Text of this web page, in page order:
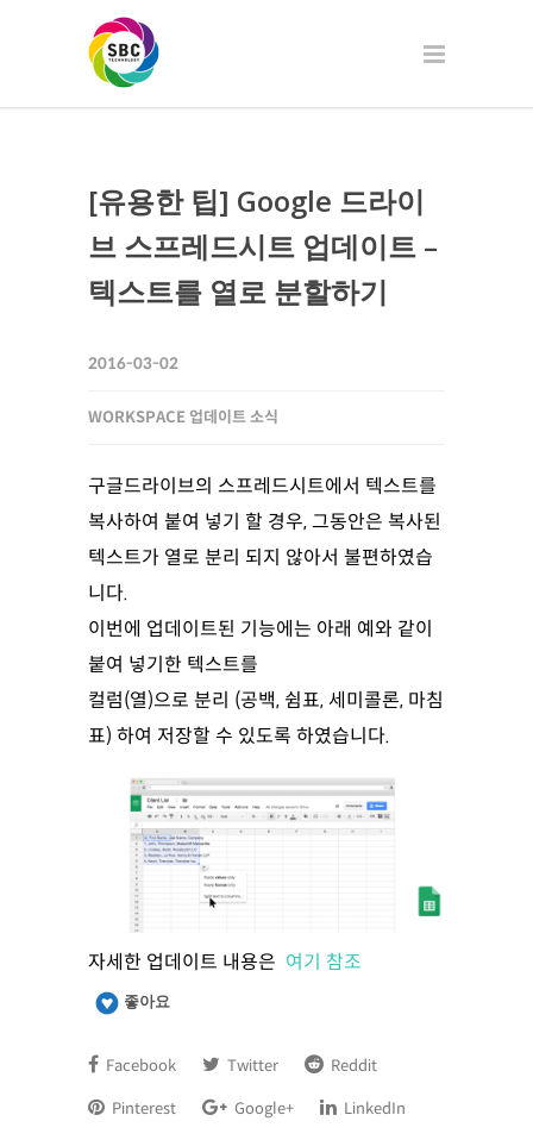
[유용한 팁] Google 드라이
브 스프레드시트 업데이트 –
텍스트를 열로 분할하기
2016-03-02
WORKSPACE 업데이트 소식
구글드라이브의 스프레드시트에서 텍스트를
복사하여 붙여 넣기 할 경우, 그동안은 복사된
텍스트가 열로 분리 되지 않아서 불편하였습
니다.
이번에 업데이트된 기능에는 아래 예와 같이
붙여 넣기한 텍스트를
컬럼(열)으로 분리 (공백, 쉼표, 세미콜론, 마침
표) 하여 저장할 수 있도록 하였습니다.
자세한 업데이트 내용은 여기 참조
좋아요
Facebook Twitter Reddit
Pinterest Google+ LinkedIn